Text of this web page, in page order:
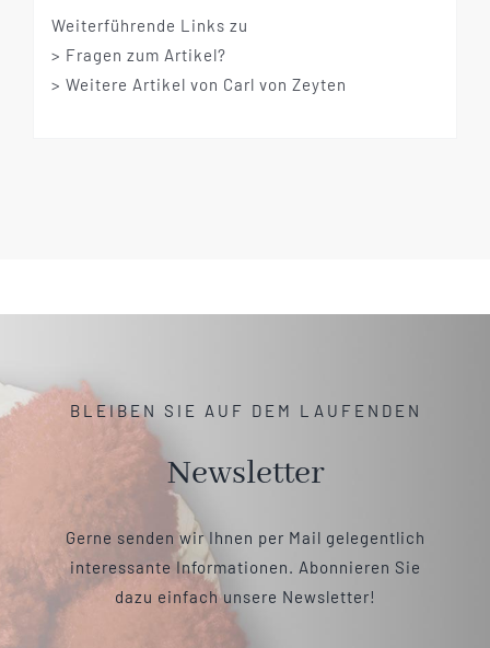
Weiterführende Links zu
> Fragen zum Artikel?
> Weitere Artikel von Carl von Zeyten
BLEIBEN SIE AUF DEM LAUFENDEN
Newsletter
Gerne senden wir Ihnen per Mail gelegentlich
interessante Informationen. Abonnieren Sie
dazu einfach unsere Newsletter!